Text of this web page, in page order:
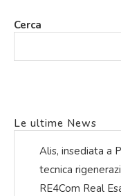
Cerca
Le ultime News
Alis, insediata a
tecnica
RE4Com Real